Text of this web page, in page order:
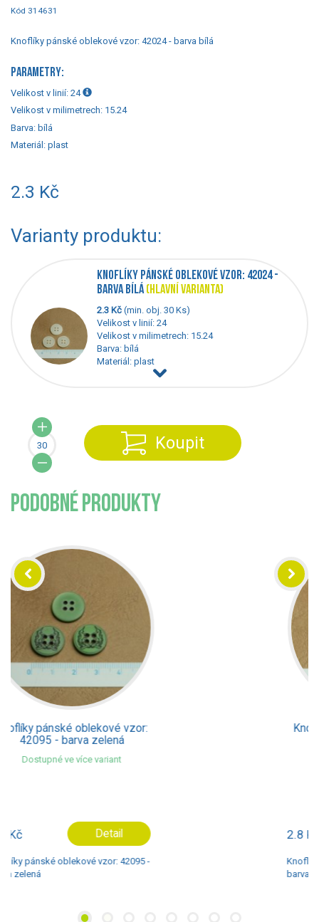
Kód 314631
Knoflíky pánské oblekové vzor: 42024 - barva bílá
PARAMETRY:
Velikost v linií: 24
Velikost v milimetrech: 15.24
Barva: bílá
Materiál: plast
2.3 Kč
Varianty produktu:
KNOFLÍKY PÁNSKÉ OBLEKOVÉ VZOR: 42024 -
BARVA BÍLÁ(HLAVNÍ VARIANTA)
2.3 Kč (min. obj. 30 Ks)
Velikost v linií: 24
Velikost v milimetrech: 15.24
Barva: bílá
Materiál: plast
Koupit
PODOBNÉ PRODUKTY
Knoflíky pánské oblekové vzor:
42169 - barva šedá
2.8 Kč
Knoflíky pánské oblekové vzor: 42169 -